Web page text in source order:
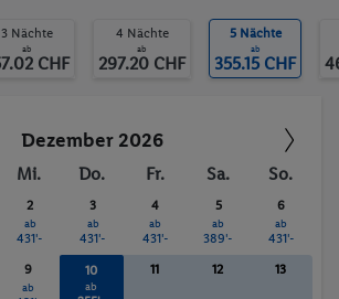
TV-Raum
behindertengerecht
Whirlpool
Massage
Wasserski
Windsurfen
Aerobic
3 Nächte
ab
CHF
4 Nächte
ab
297.20 CHF
5 Nächte
ab
355.15 CHF
Dezember 2026
Mi. Do. Fr. Sa. So.
2
ab
431'-
3
ab
431'-
4
ab
431'-
5
ab
389'-
6
ab
431'-
9
ab
10
ab
11 12 13